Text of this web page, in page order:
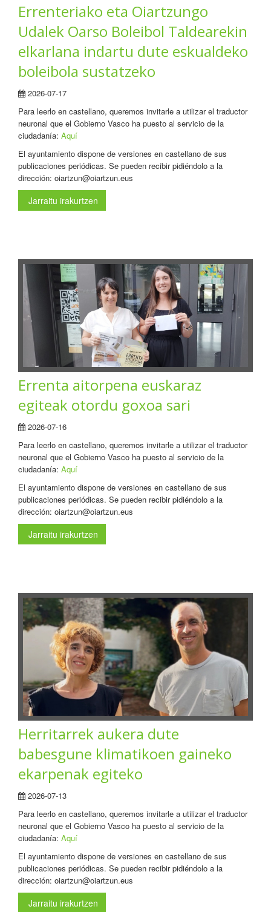
Errenteriako eta Oiartzungo
Udalek Oarso Boleibol Taldearekin
elkarlana indartu dute eskualdeko
boleibola sustatzeko
2026-07-17
Para leerlo en castellano, queremos invitarle a utilizar el traductor
neuronal que el Gobierno Vasco ha puesto al servicio de la
ciudadanía: Aquí
El ayuntamiento dispone de versiones en castellano de sus
publicaciones periódicas. Se pueden recibir pidiéndolo a la
dirección: oiartzun@oiartzun.eus
Jarraitu irakurtzen
Errenta aitorpena euskaraz
egiteak otordu goxoa sari
2026-07-16
Para leerlo en castellano, queremos invitarle a utilizar el traductor
neuronal que el Gobierno Vasco ha puesto al servicio de la
ciudadanía: Aquí
El ayuntamiento dispone de versiones en castellano de sus
publicaciones periódicas. Se pueden recibir pidiéndolo a la
dirección: oiartzun@oiartzun.eus
Jarraitu irakurtzen
Herritarrek aukera dute
babesgune klimatikoen gaineko
ekarpenak egiteko
2026-07-13
Para leerlo en castellano, queremos invitarle a utilizar el traductor
neuronal que el Gobierno Vasco ha puesto al servicio de la
ciudadanía: Aquí
El ayuntamiento dispone de versiones en castellano de sus
publicaciones periódicas. Se pueden recibir pidiéndolo a la
dirección: oiartzun@oiartzun.eus
Jarraitu irakurtzen